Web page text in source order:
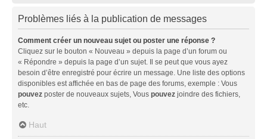
Problèmes liés à la publication de messages
Comment créer un nouveau sujet ou poster une réponse ?
Cliquez sur le bouton « Nouveau » depuis la page d’un forum ou
« Répondre » depuis la page d’un sujet. Il se peut que vous ayez
besoin d’être enregistré pour écrire un message. Une liste des options
disponibles est affichée en bas de page des forums, exemple : Vous
pouvez poster de nouveaux sujets, Vous pouvez joindre des fichiers,
etc.
Haut